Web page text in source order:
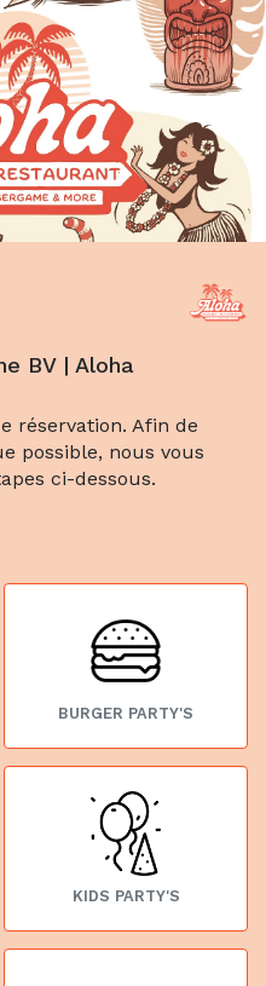
BV | Aloha
réservation. Afin de
possible, nous vous
ci-dessous.
BURGER PARTY'S
KIDS PARTY'S